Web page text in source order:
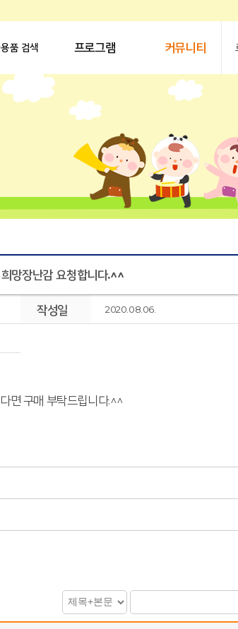
품 검색 프로그램 커뮤니티
망장난감 요청합니다.^^
작성일 2020.08.06.
면 구매 부탁드립니다.^^